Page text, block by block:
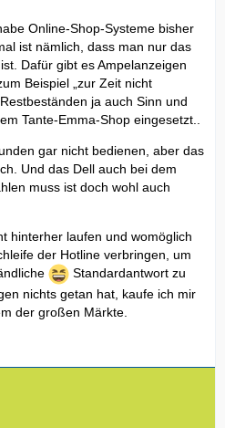
Online-Shop-Systeme bisher
ist nämlich, dass man nur das
Dafür gibt es Ampelanzeigen
Beispiel „zur Zeit nicht
ja auch Sinn und
Tante-Emma-Shop eingesetzt..
gar nicht bedienen, aber das
Und das Dell auch bei dem
muss ist doch wohl auch
hinterher laufen und womöglich
der Hotline verbringen, um
Standardantwort zu
nichts getan hat, kaufe ich mir
der großen Märkte.